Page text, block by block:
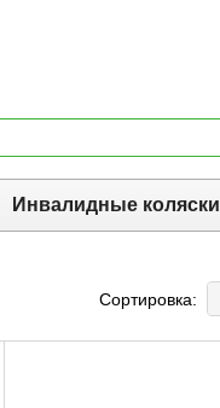
Инвалидные коляски
Сортировка: